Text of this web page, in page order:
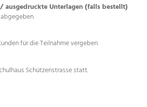
ausgedruckte Unterlagen (falls bestellt)
für die Teilnahme vergeben.
Schützenstrasse statt.